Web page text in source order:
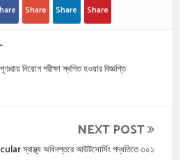
Share Share Share
পরীক্ষা স্থগিত হওয়ার বিজ্ঞপ্তি
NEXT POST
অধিদপ্তরে আউটসোর্সিং পদ্ধতিতে ৩০১